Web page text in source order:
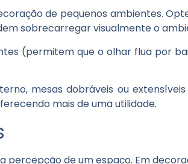
de pequenos ambientes.
sobrecarregar visualmente o
(permitem que o olhar flua por
mesas dobráveis ou
mais de uma utilidade.
de um espaço. Em